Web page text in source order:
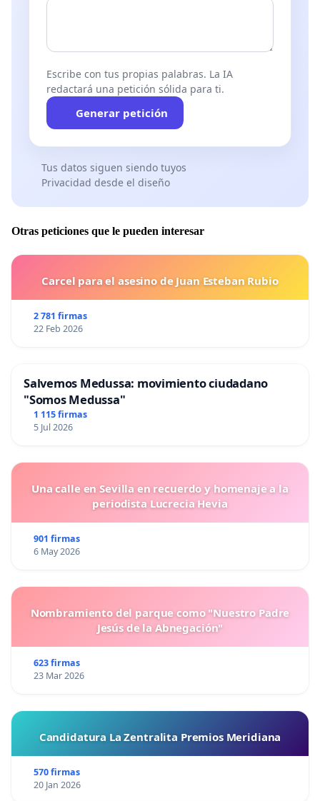
Escribe con tus propias palabras. La IA
redactará una petición sólida para ti.
Generar petición
Tus datos siguen siendo tuyos
Privacidad desde el diseño
Otras peticiones que le pueden interesar
Carcel para el asesino de Juan Esteban Rubio
2 781 firmas
22 Feb 2026
Salvemos Medussa: movimiento ciudadano
"Somos Medussa"
1 115 firmas
5 Jul 2026
Una calle en Sevilla en recuerdo y homenaje a la
periodista Lucrecia Hevia
901 firmas
6 May 2026
Nombramiento del parque como "Nuestro Padre
Jesús de la Abnegación"
623 firmas
23 Mar 2026
Candidatura La Zentralita Premios Meridiana
570 firmas
20 Jan 2026